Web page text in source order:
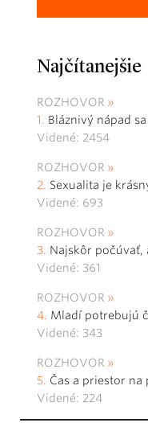
Najčítanejšie
ROZHOVOR
Bláznivý nápad
Videné: 2454
ROZHOVOR
Sexualita je
Videné: 693
ROZHOVOR
Najskôr
Videné: 361
ROZHOVOR
Mladí potrebujú
Videné: 343
ROZHOVOR
Čas a priestor na
Videné: 224